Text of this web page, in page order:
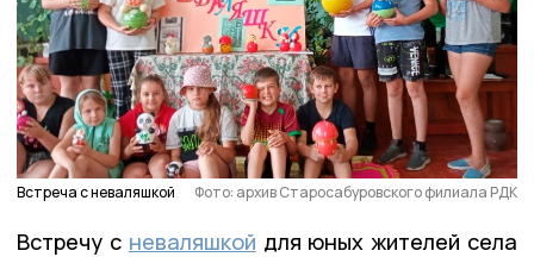
Встреча с неваляшкой Фото: архив Старосабуровского филиала РДК
Встречу с неваляшкой для юных жителей села